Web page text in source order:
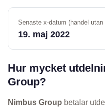
Senaste x-datum (handel
19. maj 2022
Hur mycket
Group?
Nimbus Group betalar